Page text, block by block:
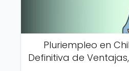
Pluriempleo en
Definitiva de